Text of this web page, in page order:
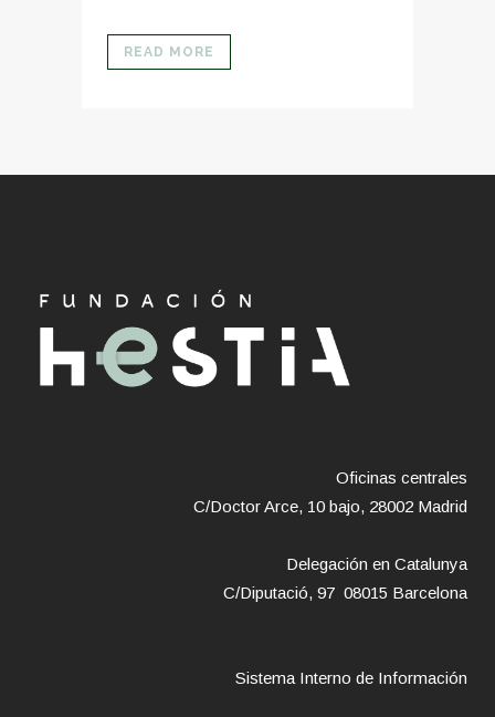
READ MORE
Oficinas centrales
C/Doctor Arce, 10 bajo, 28002 Madrid
Delegación en Catalunya
C/Diputació, 97 08015 Barcelona
Sistema Interno de Información